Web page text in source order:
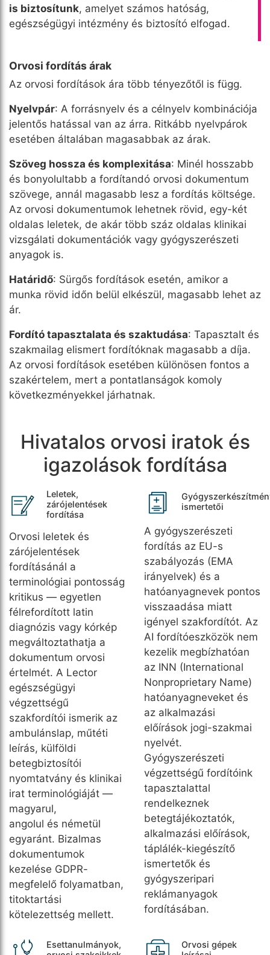
is biztosítunk, amelyet számos hatóság,
egészségügyi intézmény és biztosító elfogad.
Orvosi fordítás árak
Az orvosi fordítások ára több tényezőtől is függ.
Nyelvpár: A forrásnyelv és a célnyelv kombinációja
jelentős hatással van az árra. Ritkább nyelvpárok
esetében általában magasabbak az árak.
Szöveg hossza és komplexitása: Minél hosszabb
és bonyolultabb a fordítandó orvosi dokumentum
szövege, annál magasabb lesz a fordítás költsége.
Az orvosi dokumentumok lehetnek rövid, egy-két
oldalas leletek, de akár több száz oldalas klinikai
vizsgálati dokumentációk vagy gyógyszerészeti
anyagok is.
Határidő: Sürgős fordítások esetén, amikor a
munka rövid időn belül elkészül, magasabb lehet az
ár.
Fordító tapasztalata és szaktudása: Tapasztalt és
szakmailag elismert fordítóknak magasabb a díja.
Az orvosi fordítások esetében különösen fontos a
szakértelem, mert a pontatlanságok komoly
következményekkel járhatnak.
Hivatalos orvosi iratok és
igazolások fordítása
Leletek,
zárójelentések
fordítása
Orvosi leletek és
zárójelentések
fordításánál a
terminológiai pontosság
kritikus — egyetlen
félrefordított latin
diagnózis vagy kórkép
megváltoztathatja a
dokumentum orvosi
értelmét. A Lector
egészségügyi
végzettségű
szakfordítói ismerik az
ambulánslap, műtéti
leírás, külföldi
betegbiztosítói
nyomtatvány és klinikai
irat terminológiáját —
magyarul,
angolul és németül
egyaránt. Bizalmas
dokumentumok
kezelése GDPR-
megfelelő folyamatban,
titoktartási
kötelezettség mellett.
ismertetői
A gyógyszerészeti
fordítás az EU-s
szabályozás (EMA
irányelvek) és a
hatóanyagnevek pontos
visszaadása miatt
igényel szakfordítót. Az
AI fordítóeszközök nem
kezelik megbízhatóan
az INN (International
Nonproprietary Name)
hatóanyagneveket és
az alkalmazási
előírások jogi-szakmai
nyelvét.
Gyógyszerészeti
végzettségű fordítóink
tapasztalattal
rendelkeznek
betegtájékoztatók,
alkalmazási előírások,
táplálék-kiegészítő
ismertetők és
gyógyszeripari
reklámanyagok
fordításában.
Esettanulmányok,
Orvosi gépek